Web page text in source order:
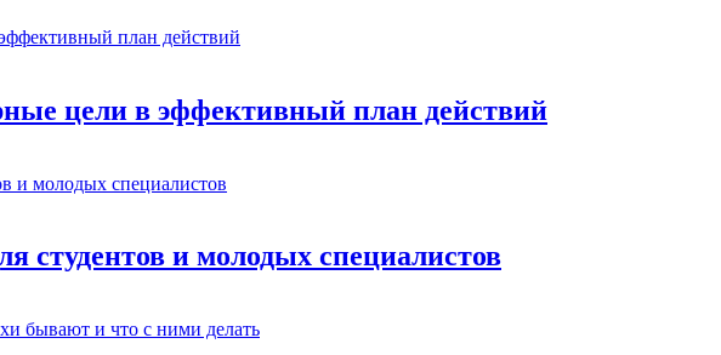
цели в эффективный план действий
студентов и молодых специалистов